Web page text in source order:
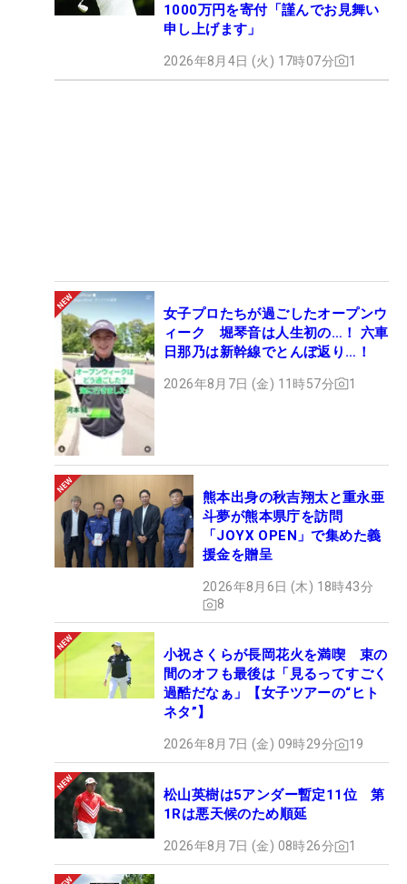
1000万円を寄付「謹んでお見舞い
申し上げます」
2026年8月4日 (火) 17時07分 1
女子プロたちが過ごしたオープンウ
ィーク 堀琴音は人生初の…！ 六車
日那乃は新幹線でとんぼ返り…！
2026年8月7日 (金) 11時57分 1
熊本出身の秋吉翔太と重永亜
斗夢が熊本県庁を訪問
「JOYX OPEN」で集めた義
援金を贈呈
2026年8月6日 (木) 18時43分
8
小祝さくらが長岡花火を満喫 束の
間のオフも最後は「見るってすごく
過酷だなぁ」【女子ツアーの“ヒト
ネタ”】
2026年8月7日 (金) 09時29分 19
松山英樹は5アンダー暫定11位 第
1Rは悪天候のため順延
2026年8月7日 (金) 08時26分 1